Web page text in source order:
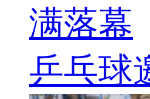
满落幕
乒乓球